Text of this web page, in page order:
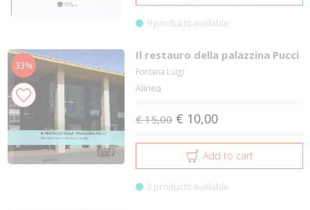
9 products available
33%
Il restauro della palazzina Pucci
Fontana Luigi
Alinea
€ 15,00 € 10,00
Add to cart
3 products available